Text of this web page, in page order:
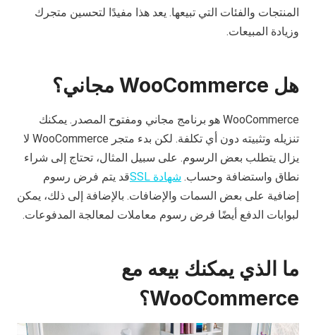
المنتجات والفئات التي تبيعها. يعد هذا مفيدًا لتحسين متجرك
وزيادة المبيعات.
هل WooCommerce مجاني؟
WooCommerce هو برنامج مجاني ومفتوح المصدر. يمكنك
تنزيله وتثبيته دون أي تكلفة. لكن بدء متجر WooCommerce لا
يزال يتطلب بعض الرسوم. على سبيل المثال، تحتاج إلى شراء
نطاق واستضافة وحساب. شهادة SSL
قد يتم فرض رسوم
إضافية على بعض السمات والإضافات. بالإضافة إلى ذلك، يمكن
لبوابات الدفع أيضًا فرض رسوم معاملات لمعالجة المدفوعات.
ما الذي يمكنك بيعه مع
WooCommerce؟